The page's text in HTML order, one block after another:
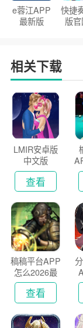
e蓉江APP
最新版
快捷
版
相关下载
LMIR安卓版
中文版
查看
稿稿平台APP
怎么2026最
新版
查看